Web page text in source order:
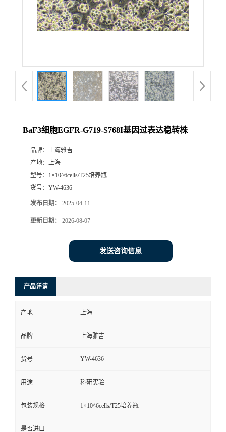
BaF3细胞EGFR-G719-S768I基因过表达稳转株
品牌： 上海雅吉
产地： 上海
型号： 1×10^6cells/T25培养瓶
货号： YW-4636
发布日期： 2025-04-11
更新日期： 2026-08-07
发送咨询信息
产品详请
产地 上海
品牌 上海雅吉
货号 YW-4636
用途 科研实验
包装规格 1×10^6cells/T25培养瓶
是否进口